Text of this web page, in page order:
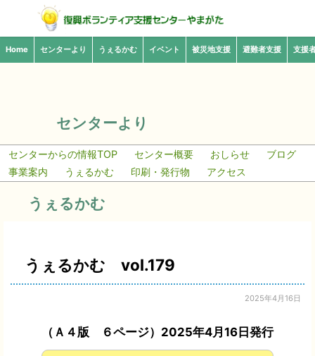
Home センターより うぇるかむ イベント 被災地支援 避難者支援 支援
センターより
センターからの情報TOP センター概要 おしらせ
ブログ
事業案内
うぇるかむ 印刷・発行物 アクセス
うぇるかむ
うぇるかむ vol.179
2025年4月16日
（Ａ４版 ６ページ）2025年4月16日発行